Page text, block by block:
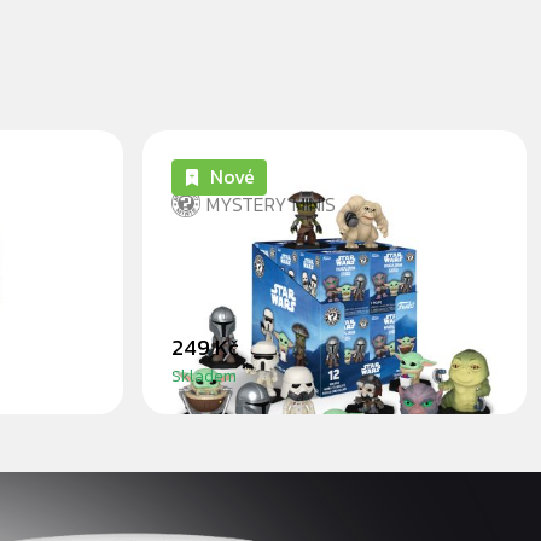
MYSTERY MINIS
STAR WARS MANDALORIAN
AND GROGU - BLINDBOX
Nové
249 Kč
Skladem